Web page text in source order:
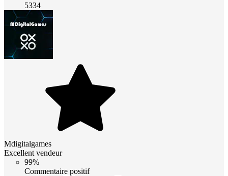
5334
Mdigitalgames
Excellent vendeur
99%
Commentaire positif